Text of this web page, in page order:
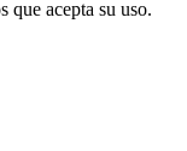
que acepta su uso.